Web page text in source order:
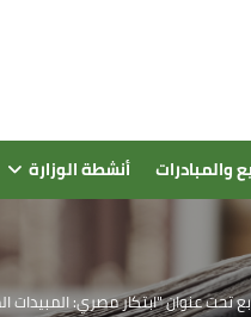
والمبادرات أنشطة الوزارة
تحت عنوان "ابتكار مصري: